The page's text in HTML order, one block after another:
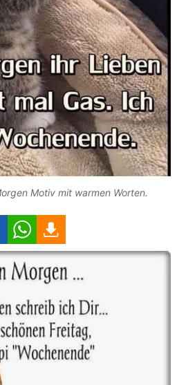
Motiv mit warmen Worten.